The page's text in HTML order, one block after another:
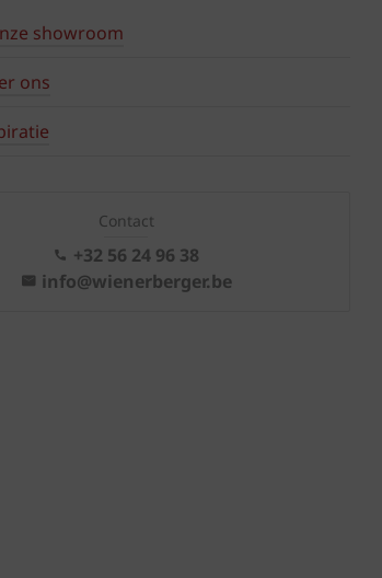
showroom
ons
Contact
+32 56 24 96 38
info@wienerberger.be